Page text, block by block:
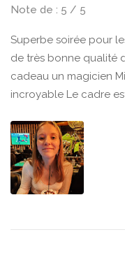
Note de : 5 / 5
Superbe soirée pour
de très bonne qualité
cadeau un magicien
incroyable Le cadre